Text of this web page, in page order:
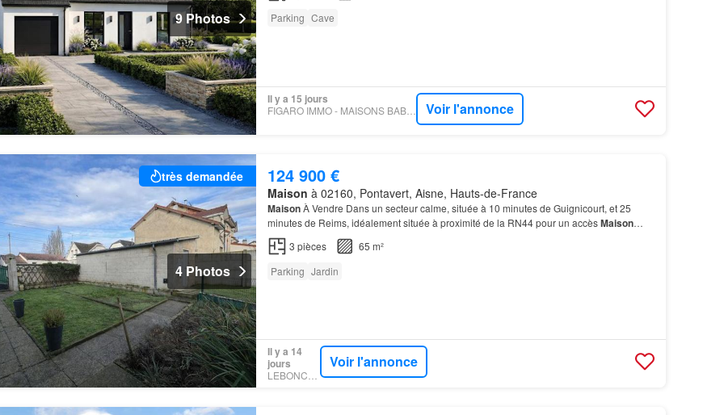
9 Photos
Parking Cave
Il y a 15 jours
FIGARO IMMO - MAISONS BABEAU SEGUIN CHAMPIGNY Voir l'annonce
très demandée
4 Photos
124 900 €
Maison à 02160, Pontavert, Aisne, Hauts-de-France
MaisonÀ Vendre Dans un secteur calme, située à 10 minutes de Guignicourt, et 25
minutes de Reims, idéalement située à proximité de la RN44 pour un accèsMaison
individuelle
, dans un cadre de vie très agréable, avec son garag…
3 pièces
65 m²
Parking Jardin
Il y a 14
jours
Voir l'annonce